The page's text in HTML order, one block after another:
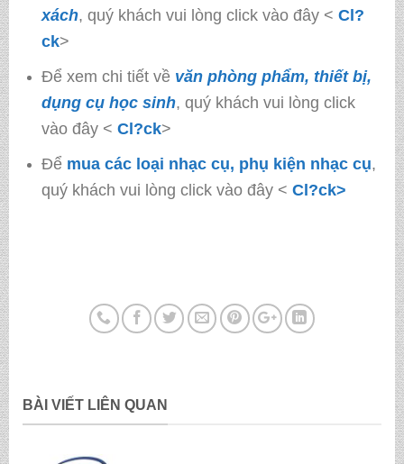
xách, quý khách vui lòng click vào đây < Cl?
ck>
Để xem chi tiết về văn phòng phẩm, thiết bị,
dụng cụ học sinh, quý khách vui lòng click
vào đây < Cl?ck>
Để mua các loại nhạc cụ, phụ kiện nhạc cụ,
quý khách vui lòng click vào đây < Cl?ck>
BÀI VIẾT LIÊN QUAN